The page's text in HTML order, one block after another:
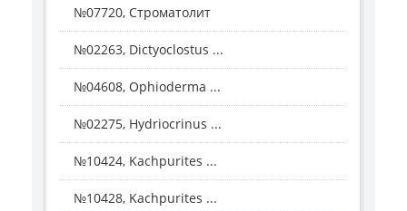
№07720, Строматолит
№02263, Dictyoclostus ...
№04608, Ophioderma ...
№02275, Hydriocrinus ...
№10424, Kachpurites ...
№10428, Kachpurites ...